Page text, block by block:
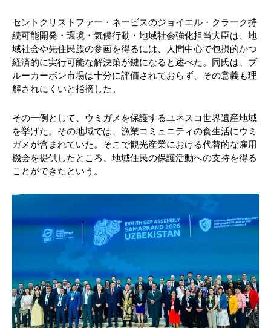
セントクリストファー・ネービスのジョイエル・クラーク持
続可能開発・環境・気候行動・地域社会強化担当大臣は、地
域社会や先住民族の参画を得るには、人間中心で包摂的かつ
経済的に実行可能な解決策が鍵になると述べた。同氏は、ブ
ルーカーボン市場は十分に評価されておらず、その意義も理
解されにくいと指摘した。
その一例として、ウミガメを保護するユネスコ世界遺産地域
を挙げた。その地域では、漁業コミュニティの食生活にウミ
ガメが含まれていた。そこで観光産業における代替的な雇用
機会を提供したところ、地域住民の保護活動への支持を得る
ことができたという。